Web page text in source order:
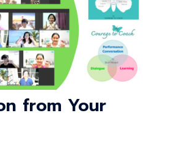
from Your